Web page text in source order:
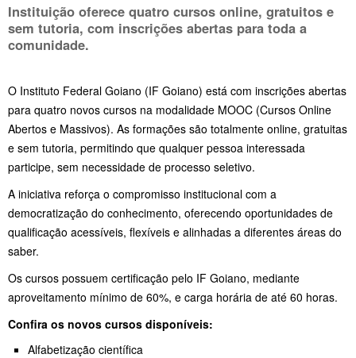
Instituição oferece quatro cursos online, gratuitos e
sem tutoria, com inscrições abertas para toda a
comunidade.
O Instituto Federal Goiano (IF Goiano) está com inscrições abertas
para quatro novos cursos na modalidade MOOC (Cursos Online
Abertos e Massivos). As formações são totalmente online, gratuitas
e sem tutoria, permitindo que qualquer pessoa interessada
participe, sem necessidade de processo seletivo.
A iniciativa reforça o compromisso institucional com a
democratização do conhecimento, oferecendo oportunidades de
qualificação acessíveis, flexíveis e alinhadas a diferentes áreas do
saber.
Os cursos possuem certificação pelo IF Goiano, mediante
aproveitamento mínimo de 60%, e carga horária de até 60 horas.
Confira os novos cursos disponíveis:
Alfabetização científica